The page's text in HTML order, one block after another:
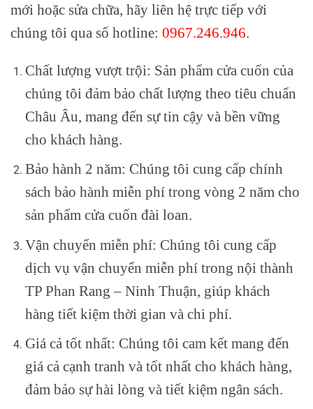
mới hoặc sửa chữa, hãy liên hệ trực tiếp với
chúng tôi qua số hotline: 0967.246.946.
Chất lượng vượt trội: Sản phẩm cửa cuốn của
chúng tôi đảm bảo chất lượng theo tiêu chuẩn
Châu Âu, mang đến sự tin cậy và bền vững
cho khách hàng.
Bảo hành 2 năm: Chúng tôi cung cấp chính
sách bảo hành miễn phí trong vòng 2 năm cho
sản phẩm cửa cuốn đài loan.
Vận chuyển miễn phí: Chúng tôi cung cấp
dịch vụ vận chuyển miễn phí trong nội thành
TP Phan Rang – Ninh Thuận, giúp khách
hàng tiết kiệm thời gian và chi phí.
Giá cả tốt nhất: Chúng tôi cam kết mang đến
giá cả cạnh tranh và tốt nhất cho khách hàng,
đảm bảo sự hài lòng và tiết kiệm ngân sách.